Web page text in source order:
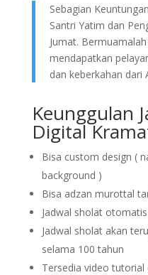
Sebagian
Santri Yatim dan
Jumat.
mendapatkan
dan keberkahan dari
Keunggulan
Digital
Bisa custom design (
background )
Bisa adzan murottal
Jadwal sholat
Jadwal sholat akan
selama 100 tahun
Tersedia video